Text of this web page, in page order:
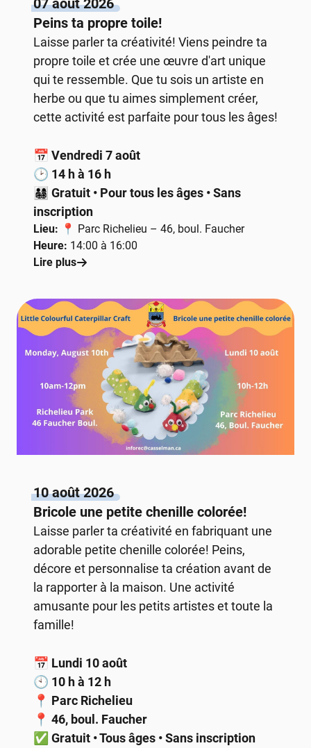
07 août 2026
Peins ta propre toile!
Laisse parler ta créativité! Viens peindre ta
propre toile et crée une œuvre d'art unique
qui te ressemble. Que tu sois un artiste en
herbe ou que tu aimes simplement créer,
cette activité est parfaite pour tous les âges!
📅 Vendredi 7 août
🕑 14 h à 16 h
👨‍👩‍👧‍👦 Gratuit • Pour tous les âges • Sans
inscription
Lieu: 📍 Parc Richelieu – 46, boul. Faucher
Heure: 14:00 à 16:00
Lire plus
10 août 2026
Bricole une petite chenille colorée!
Laisse parler ta créativité en fabriquant une
adorable petite chenille colorée! Peins,
décore et personnalise ta création avant de
la rapporter à la maison. Une activité
amusante pour les petits artistes et toute la
famille!
📅 Lundi 10 août
🕙 10 h à 12 h
📍 Parc Richelieu
📍 46, boul. Faucher
✅ Gratuit • Tous âges • Sans inscription